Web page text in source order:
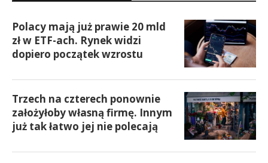
Polacy mają już prawie 20 mld
zł w ETF-ach. Rynek widzi
dopiero początek wzrostu
Trzech na czterech ponownie
założyłoby własną firmę. Innym
już tak łatwo jej nie polecają